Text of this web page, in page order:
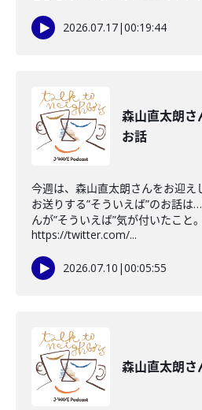
2026.07.17|00:19:44
森山直太朗
お話
今週は、森山直太朗さんをお迎え
お送りする”そういえば”のお話は
んが”そういえば”気が付いたこと
https://twitter.com/...
2026.07.10 |00:05:55
森山直太朗さ